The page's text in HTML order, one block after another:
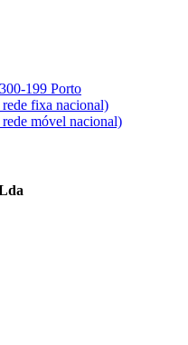
199 Porto
fixa nacional)
móvel nacional)